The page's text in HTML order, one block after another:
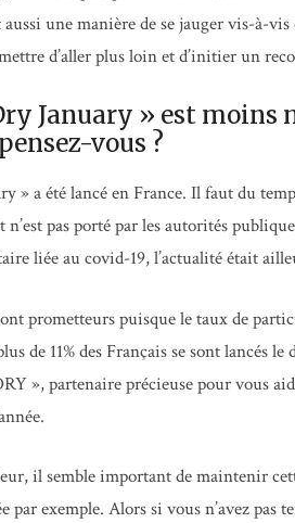
une manière de se jauger vis-à-vis
d’aller plus loin et d’initier un
January » est moins
vous ?
» a été lancé en France. Il faut du
pas porté par les autorités
liée au covid-19, l’actualité était
prometteurs puisque le taux de
de 11% des Français se sont lancés le
», partenaire précieuse pour vous
il semble important de maintenir
exemple. Alors si vous n’avez pas